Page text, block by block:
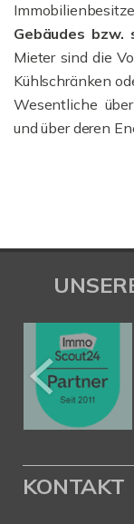
Gebäudes bzw.
Mieter sind die
Kühlschränken
Wesentliche
und über deren
KONTAKT